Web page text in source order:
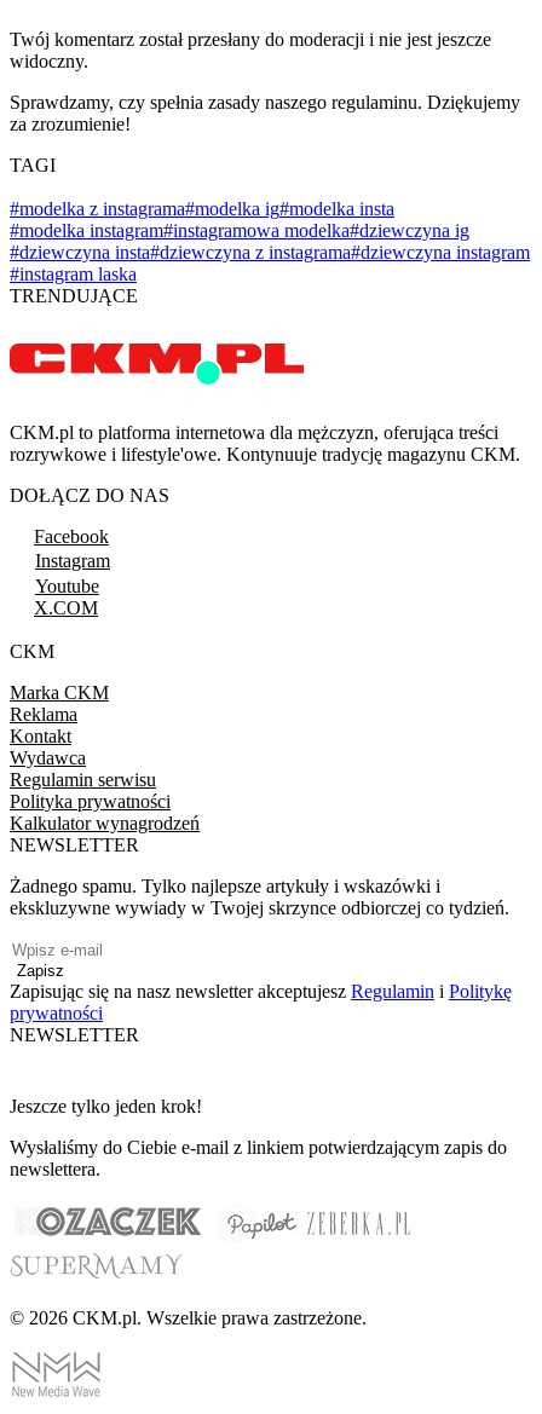
Twój komentarz został przesłany do moderacji i nie jest jeszcze
widoczny.
Sprawdzamy, czy spełnia zasady naszego regulaminu. Dziękujemy
za zrozumienie!
TAGI
#modelka z instagrama#modelka ig#modelka insta
#modelka instagram#instagramowa modelka#dziewczyna ig
#dziewczyna insta#dziewczyna z instagrama#dziewczyna instagram
#instagram laska
TRENDUJĄCE
CKM.pl to platforma internetowa dla mężczyzn, oferująca treści
rozrywkowe i lifestyle'owe. Kontynuuje tradycję magazynu CKM.
DOŁĄCZ DO NAS
Facebook
Instagram
Youtube
X.COM
CKM
Marka CKM
Reklama
Kontakt
Wydawca
Regulamin serwisu
Polityka prywatności
Kalkulator wynagrodzeń
NEWSLETTER
Żadnego spamu. Tylko najlepsze artykuły i wskazówki i
ekskluzywne wywiady w Twojej skrzynce odbiorczej co tydzień.
Zapisz
Zapisując się na nasz newsletter akceptujesz Regulamin i Politykę
prywatności
NEWSLETTER
Jeszcze tylko jeden krok!
Wysłaliśmy do Ciebie e-mail z linkiem potwierdzającym zapis do
newslettera.
© 2026 CKM.pl. Wszelkie prawa zastrzeżone.